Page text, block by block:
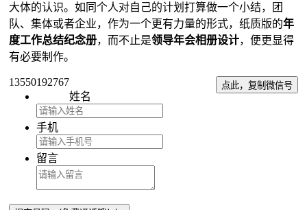
大体的认识。如同个人对自己的计划打算做一个小结，团
队、集体或者企业，作为一个更有力量的形式，纸质版的年
度工作总结纪念册，而不止是领导年会相册设计，便更显得
有必要制作。
13550192767 点此，复制微信号
姓名
手机
留言